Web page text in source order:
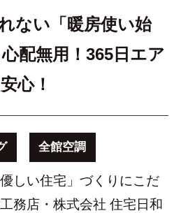
ない「暖房使い始
配無用！365日エア
心！
全館空調
しい住宅」づくりにこだ
務店・株式会社 住宅日和